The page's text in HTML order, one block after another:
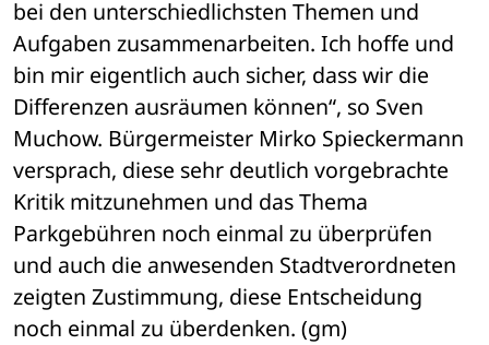
bei den unterschiedlichsten Themen und
Aufgaben zusammenarbeiten. Ich hoffe und
bin mir eigentlich auch sicher, dass wir die
Differenzen ausräumen können“, so Sven
Muchow. Bürgermeister Mirko Spieckermann
versprach, diese sehr deutlich vorgebrachte
Kritik mitzunehmen und das Thema
Parkgebühren noch einmal zu überprüfen
und auch die anwesenden Stadtverordneten
zeigten Zustimmung, diese Entscheidung
noch einmal zu überdenken. (gm)